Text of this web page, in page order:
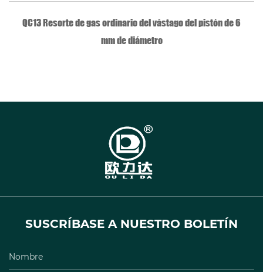
VISTA RÁPIDA
QC13 Resorte de gas ordinario del vástago del pistón de 6
mm de diámetro
SUSCRÍBASE A NUESTRO BOLETÍN